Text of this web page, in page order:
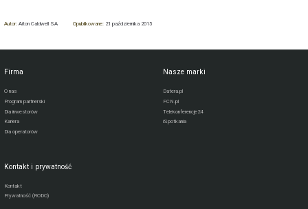
Autor:Aiton Caldwell SA Opublikowane: 21 października 2015
Firma
O nas
Program partnerski
Dla inwestorów
Kariera
Dla operatorów
Nasze marki
Datera.pl
FCN.pl
Telekonferencje24
iSpotkania
Kontakt i prywatność
Kontakt
Prywatność (RODO)